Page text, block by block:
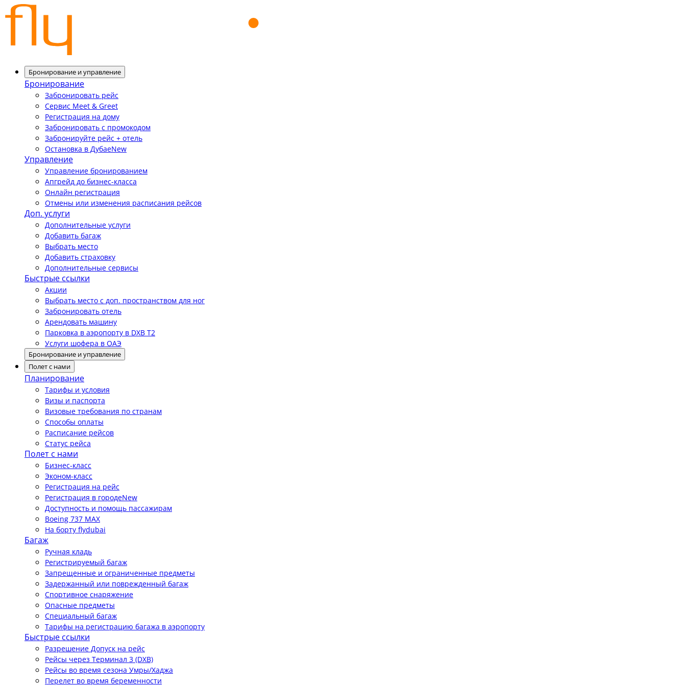
Бронирование и управление
Бронирование
Забронировать рейс
Сервис Meet & Greet
Регистрация на дому
Забронировать с промокодом
Забронируйте рейс + отель
Остановка в ДубаеNew
Управление
Управление бронированием
Апгрейд до бизнес-класса
Онлайн регистрация
Отмены или изменения расписания рейсов
Доп. услуги
Дополнительные услуги
Добавить багаж
Выбрать место
Добавить страховку
Дополнительные сервисы
Быстрые ссылки
Акции
Выбрать место с доп. пространством для ног
Забронировать отель
Арендовать машину
Парковка в аэропорту в DXB T2
Услуги шофера в ОАЭ
Бронирование и управление
Полет с нами
Планирование
Тарифы и условия
Визы и паспорта
Визовые требования по странам
Способы оплаты
Расписание рейсов
Статус рейса
Полет с нами
Бизнес-класс
Эконом-класс
Регистрация на рейс
Регистрация в городеNew
Доступность и помощь пассажирам
Boeing 737 MAX
На борту flydubai
Багаж
Ручная кладь
Регистрируемый багаж
Запрещенные и ограниченные предметы
Задержанный или поврежденный багаж
Спортивное снаряжение
Опасные предметы
Специальный багаж
Тарифы на регистрацию багажа в аэропорту
Быстрые ссылки
Разрешение Допуск на рейс
Рейсы через Терминал 3 (DXB)
Рейсы во время сезона Умры/Хаджа
Перелет во время беременности